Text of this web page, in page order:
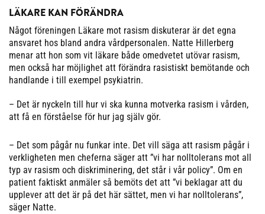
LÄKARE KAN FÖRÄNDRA
Något föreningen Läkare mot rasism diskuterar är det egna
ansvaret hos bland andra vårdpersonalen. Natte Hillerberg
menar att hon som vit läkare både omedvetet utövar rasism,
men också har möjlighet att förändra rasistiskt bemötande och
handlande i till exempel psykiatrin.
– Det är nyckeln till hur vi ska kunna motverka rasism i vården,
att få en förståelse för hur jag själv gör.
– Det som pågår nu funkar inte. Det vill säga att rasism pågår i
verkligheten men cheferna säger att ”vi har nolltolerans mot all
typ av rasism och diskriminering, det står i vår policy”. Om en
patient faktiskt anmäler så bemöts det att ”vi beklagar att du
upplever att det är på det här sättet, men vi har nolltolerans”,
säger Natte.